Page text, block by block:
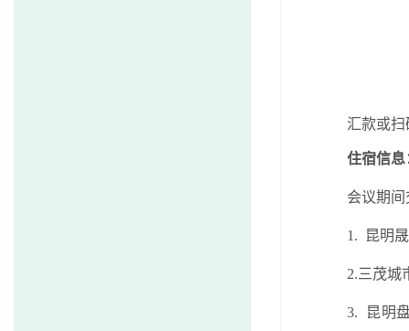
汇款或
住宿信息
会议期
1. 昆明
2.三茂城
3.
昆明